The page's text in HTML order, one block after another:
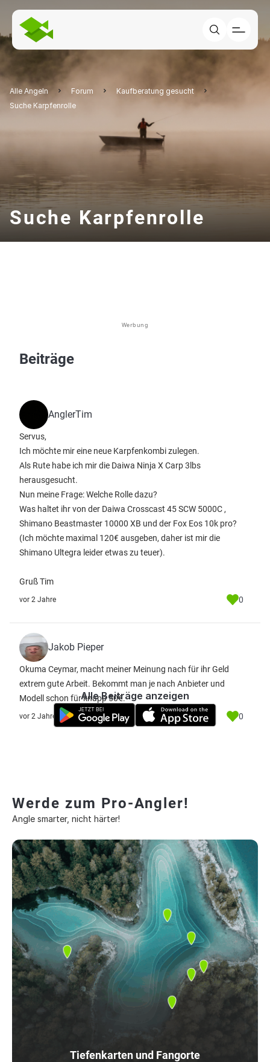
Alle Angeln Forum
Kaufberatung gesucht
Suche Karpfenrolle
Suche Karpfenrolle
Werbung
Beiträge
AnglerTim
Servus,
Ich möchte mir eine neue Karpfenkombi zulegen.
Als Rute habe ich mir die Daiwa Ninja X Carp 3lbs
herausgesucht.
Nun meine Frage: Welche Rolle dazu?
Was haltet ihr von der Daiwa Crosscast 45 SCW 5000C ,
Shimano Beastmaster 10000 XB und der Fox Eos 10k pro?
(Ich möchte maximal 120€ ausgeben, daher ist mir die
Shimano Ultegra leider etwas zu teuer).
Gruß Tim
vor 2 Jahre 0
Jakob Pieper
Okuma Ceymar, macht meiner Meinung nach für ihr Geld
extrem gute Arbeit. Bekommt man je nach Anbieter und
Modell schon für knapp 50€.
vor 2 Jahre 0
Alle Beiträge anzeigen
Werde zum Pro-Angler!
Angle smarter, nicht härter!
Tiefenkarten und Fangorte